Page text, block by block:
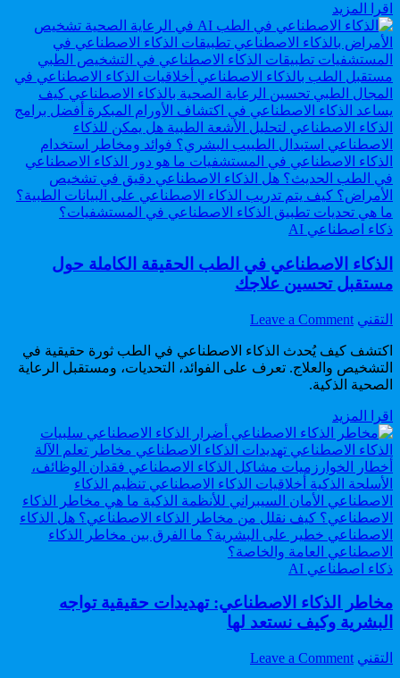
دليل
عملي
من
الصفر
إلى
الأرباح
الحقيقية
اقرا المزيد
من
AI
بدون
رأس
مال:
دليل
عملي
من
الصفر
إلى
الأرباح
الحقيقية
Posted
ذكاء اصطناعي AI
الذكاء الاصطناعي في الطب الحقيقة الكاملة حول
مستقبل تحسين علاجك
Author:
التقني Leave a Comment
on
الاصطناعي
في
حول
مستقبل
تحسين
علاجك
اكتشف كيف يُحدث الذكاء الاصطناعي في الطب ثورة حقيقية في
التشخيص والعلاج. تعرف على الفوائد، التحديات، ومستقبل الرعاية
الصحية الذكية.
اقرا المزيد
الاصطناعي
في
الطب
الحقيقة
الكاملة
حول
مستقبل
تحسين
علاجك
Posted
ذكاء اصطناعي AI
مخاطر الذكاء الاصطناعي: تهديدات حقيقية تواجه
البشرية وكيف نستعد لها
Author:
التقني Leave a Comment
on